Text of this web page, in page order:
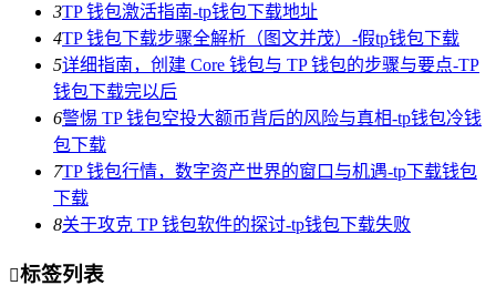
3TP 钱包激活指南-tp钱包下载地址
4TP 钱包下载步骤全解析（图文并茂）-假tp钱包下载
5详细指南，创建 Core 钱包与 TP 钱包的步骤与要点-TP
钱包下载完以后
6警惕 TP 钱包空投大额币背后的风险与真相-tp钱包冷钱
包下载
7TP 钱包行情，数字资产世界的窗口与机遇-tp下载钱包
下载
8关于攻克 TP 钱包软件的探讨-tp钱包下载失败
标签列表